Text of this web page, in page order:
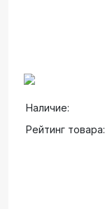
Наличие:
Рейтинг товара: